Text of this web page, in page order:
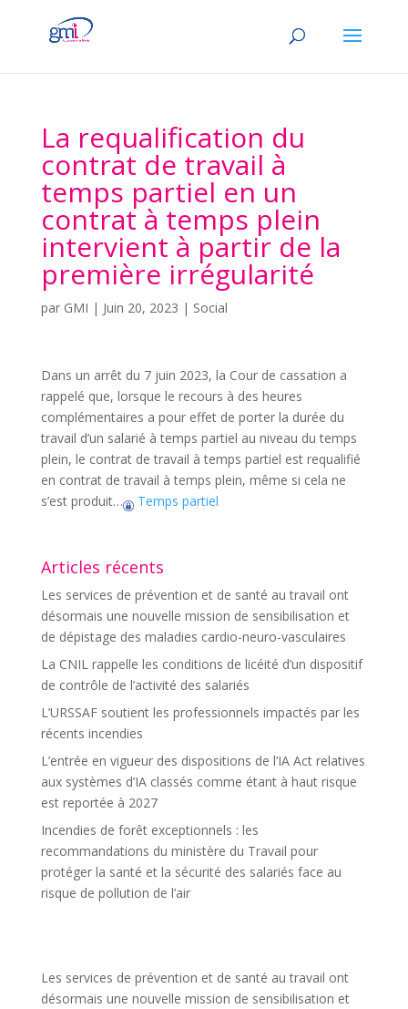
La requalification du
contrat de travail à
temps partiel en un
contrat à temps plein
intervient à partir de la
première irrégularité
par GMI | Juin 20, 2023 | Social
Dans un arrêt du 7 juin 2023, la Cour de cassation a
rappelé que, lorsque le recours à des heures
complémentaires a pour effet de porter la durée du
travail d’un salarié à temps partiel au niveau du temps
plein, le contrat de travail à temps partiel est requalifié
en contrat de travail à temps plein, même si cela ne
s’est produit…
Temps partiel
Articles récents
Les services de prévention et de santé au travail ont
désormais une nouvelle mission de sensibilisation et
de dépistage des maladies cardio-neuro-vasculaires
La CNIL rappelle les conditions de licéité d’un dispositif
de contrôle de l’activité des salariés
L’URSSAF soutient les professionnels impactés par les
récents incendies
L’entrée en vigueur des dispositions de l’IA Act relatives
aux systèmes d’IA classés comme étant à haut risque
est reportée à 2027
Incendies de forêt exceptionnels : les
recommandations du ministère du Travail pour
protéger la santé et la sécurité des salariés face au
risque de pollution de l’air
Les services de prévention et de santé au travail ont
désormais une nouvelle mission de sensibilisation et